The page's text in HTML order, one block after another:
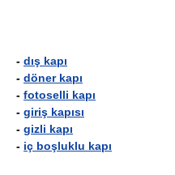
- dış kapı
- döner kapı
- fotoselli kapı
- giriş kapısı
- gizli kapı
- iç boşluklu kapı